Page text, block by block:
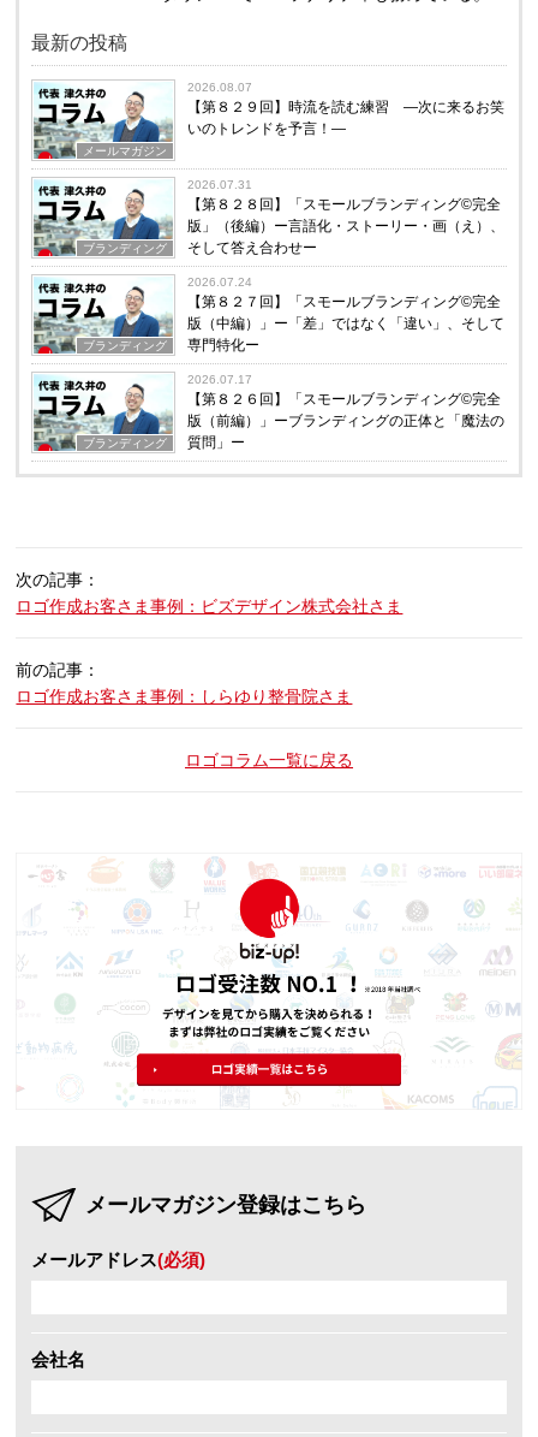
最新の投稿
メールマガジン
2026.08.07
【第８２９回】時流を読む練習 ―次に来るお笑
いのトレンドを予言！―
ブランディング
2026.07.31
【第８２８回】「スモールブランディング©完全
版」（後編）ー言語化・ストーリー・画（え）、
そして答え合わせー
ブランディング
2026.07.24
【第８２７回】「スモールブランディング©完全
版（中編）」ー「差」ではなく「違い」、そして
専門特化ー
ブランディング
2026.07.17
【第８２６回】「スモールブランディング©完全
版（前編）」ーブランディングの正体と「魔法の
質問」ー
次の記事：
ロゴ作成お客さま事例：ビズデザイン株式会社さま
前の記事：
ロゴ作成お客さま事例：しらゆり整骨院さま
ロゴコラム一覧に戻る
メールマガジン登録はこちら
メールアドレス(必須)
会社名